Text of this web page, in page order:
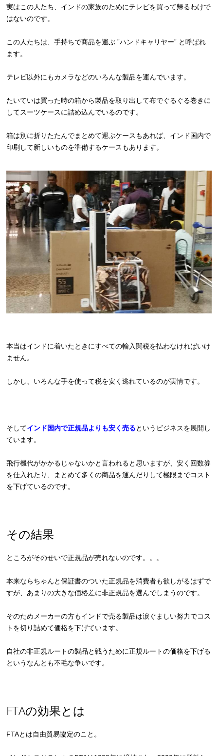
実はこの人たち、インドの家族のためにテレビを買って帰るわけで
はないのです。
この人たちは、手持ちで商品を運ぶ ”ハンドキャリヤー” と呼ばれ
ます。
テレビ以外にもカメラなどのいろんな製品を運んでいます。
たいていは買った時の箱から製品を取り出して布でぐるぐる巻きに
してスーツケースに詰め込んでいるのです。
箱は別に折りたたんでまとめて運ぶケースもあれば、インド国内で
印刷して新しいものを準備するケースもあります。
本当はインドに着いたときにすべての輸入関税を払わなければいけ
ません。
しかし、いろんな手を使って税を安く逃れているのが実情です。
そしてインド国内で正規品よりも安く売るというビジネスを展開し
ています。
飛行機代がかかるじゃないかと言われると思いますが、安く回数券
を仕入れたり、まとめて多くの商品を運んだりして極限までコスト
を下げているのです。
その結果
ところがそのせいで正規品が売れないのです。。。
本来ならちゃんと保証書のついた正規品を消費者も欲しがるはずで
すが、あまりの大きな価格差に非正規品を選んでしまうのです。
そのためメーカーの方もインドで売る製品は涙ぐましい努力でコス
トを切り詰めて価格を下げています。
自社の非正規ルートの製品と戦うために正規ルートの価格を下げる
というなんとも不毛な争いです。
FTAの効果とは
FTAとは自由貿易協定のこと。